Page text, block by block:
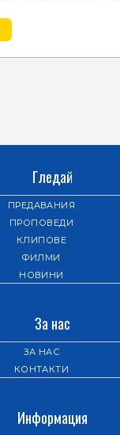
Гледай
ПРЕДАВАНИЯ
ПРОПОВЕДИ
КЛИПОВЕ
ФИЛМИ
НОВИНИ
За нас
ЗА НАС
КОНТАКТИ
Информация